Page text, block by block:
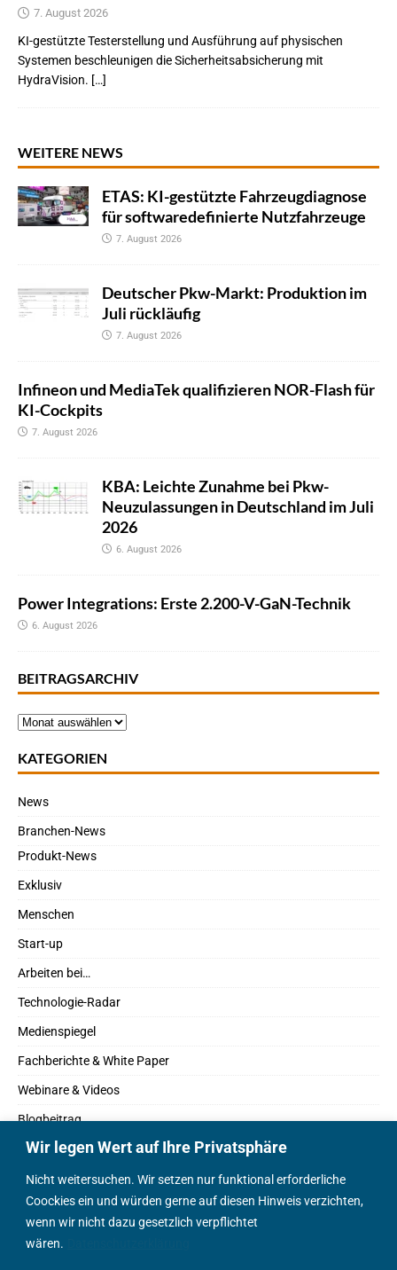
Wir legen Wert auf Ihre Privatsphäre
Nicht weitersuchen. Wir setzen nur funktional erforderliche
Coockies ein und würden gerne auf diesen Hinweis verzichten,
wenn wir nicht dazu gesetzlich verpflichtet
wären.
7. August 2026
KI-gestützte Testerstellung und Ausführung auf physischen
Systemen beschleunigen die Sicherheitsabsicherung mit
HydraVision. […]
WEITERE NEWS
ETAS: KI-gestützte Fahrzeugdiagnose
für softwaredefinierte Nutzfahrzeuge
7. August 2026
Deutscher Pkw-Markt: Produktion im
Juli rückläufig
7. August 2026
Infineon und MediaTek qualifizieren NOR-Flash für
KI-Cockpits
7. August 2026
KBA: Leichte Zunahme bei Pkw-
Neuzulassungen in Deutschland im Juli
2026
6. August 2026
Power Integrations: Erste 2.200-V-GaN-Technik
6. August 2026
BEITRAGSARCHIV
KATEGORIEN
News
Branchen-News
Produkt-News
Exklusiv
Menschen
Start-up
Arbeiten bei…
Technologie-Radar
Medienspiegel
Fachberichte & White Paper
Webinare & Videos
Blogbeitrag
Fachbücher
Marktreport
Podcasts
Positionspapier